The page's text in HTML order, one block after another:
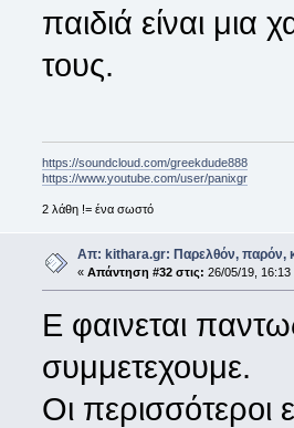
παιδιά είναι μια
τους.
https://soundcloud.com/greekdude888
https://www.youtube.com/user/panixgr
2 λάθη != ένα σωστό
Απ: kithara.gr: Παρελθόν, παρόν,
« Απάντηση #32 στις: 26/05/19, 16:13
E φαινεται παντως
συμμετεχουμε.
Οι περισσότεροι